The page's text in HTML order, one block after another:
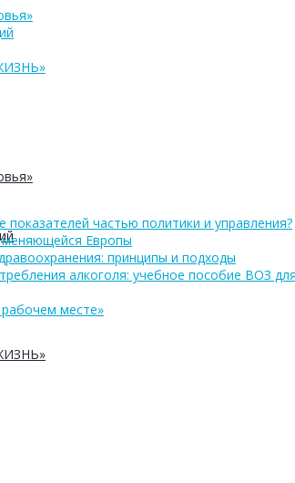
частью политики и управления?
меняющейся Европы
принципы и подходы
алкоголя: учебное пособие ВОЗ
месте»